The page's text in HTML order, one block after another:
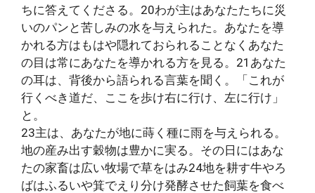
ちに答えてくださる。20わが主はあなたたちに災
いのパンと苦しみの水を与えられた。あなたを導
かれる方はもはや隠れておられることなくあなた
の目は常にあなたを導かれる方を見る。21あなた
の耳は、背後から語られる言葉を聞く。「これが
行くべき道だ、ここを歩け右に行け、左に行け」
と。
23主は、あなたが地に蒔く種に雨を与えられる。
地の産み出す穀物は豊かに実る。その日にはあな
たの家畜は広い牧場で草をはみ24地を耕す牛やろ
ばはふるいや箕でえり分け発酵させた飼葉を食べ